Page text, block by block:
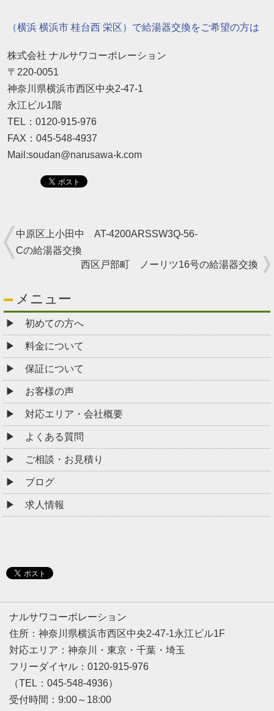
（横浜 横浜市 桂台西 栄区）で給湯器交換をご希望の方は
株式会社 ナルサワコーポレーション
〒220-0051
神奈川県横浜市西区中央2-47-1
永江ビル1階
TEL：0120-915-976
FAX：045-548-4937
Mail:soudan@narusawa-k.com
中原区上小田中 AT-4200ARSSW3Q-56-
Cの給湯器交換
西区戸部町 ノーリツ16号の給湯器交換
メニュー
初めての方へ
料金について
保証について
お客様の声
対応エリア・会社概要
よくある質問
ご相談・お見積り
ブログ
求人情報
ナルサワコーポレーション
住所：神奈川県横浜市西区中央2-47-1永江ビル1F
対応エリア：神奈川・東京・千葉・埼玉
フリーダイヤル：0120-915-976
（TEL：045-548-4936）
受付時間：9:00～18:00